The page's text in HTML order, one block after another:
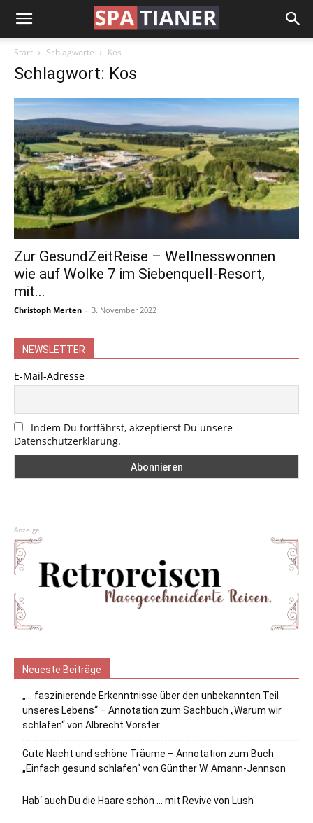
Start Schlagworte Kos
Schlagwort: Kos
Zur GesundZeitReise – Wellnesswonnen
wie auf Wolke 7 im Siebenquell-Resort,
mit...
Christoph Merten - 3. November 2022
NEWSLETTER
E-Mail-Adresse
Indem Du fortfährst, akzeptierst Du unsere
Datenschutzerklärung.
Anzeige
Neueste Beiträge
„… faszinierende Erkenntnisse über den unbekannten Teil
unseres Lebens“ – Annotation zum Sachbuch „Warum wir
schlafen“ von Albrecht Vorster
Gute Nacht und schöne Träume – Annotation zum Buch
„Einfach gesund schlafen“ von Günther W. Amann-Jennson
Hab‘ auch Du die Haare schön … mit Revive von Lush